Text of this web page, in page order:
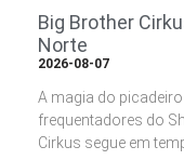
Big Brother
Norte
2026-08-07
A magia do
frequentadores do
Cirkus segue em